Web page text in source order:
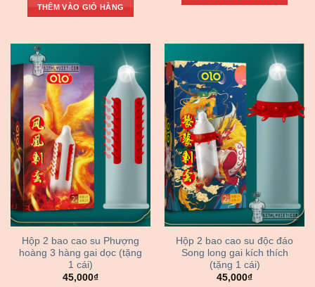
THÊM VÀO GIỎ HÀNG
Hộp 2 bao cao su Phượng
hoàng 3 hàng gai dọc (tặng
1 cái)
45,000₫
Hộp 2 bao cao su độc đáo
Song long gai kích thích
(tặng 1 cái)
45,000₫